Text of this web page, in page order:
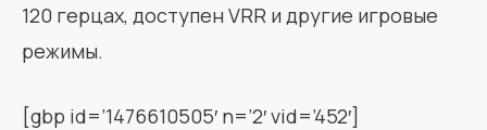
120 герцах, доступен VRR и другие игровые
режимы.
[gbp id=’1476610505′ n=’2′ vid=’452′]